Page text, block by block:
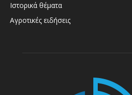
Ιστορικά θέματα
Αγροτικές ειδήσεις